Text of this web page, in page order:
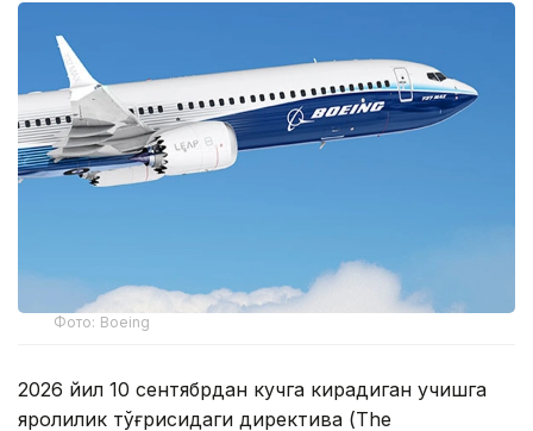
Фото: Boeing
2026 йил 10 сентябрдан кучга кирадиган учишга
яроқлилик тўғрисидаги директива (The